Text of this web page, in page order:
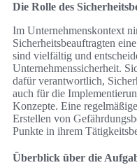
Die Rolle des
Im Unternehmenskontext
Sicherheitsbeauftragten
sind vielfältig und
Unternehmenssicherheit.
dafür verantwortlich,
auch für die
Konzepte. Eine
Erstellen von
Punkte in ihrem
Überblick über die